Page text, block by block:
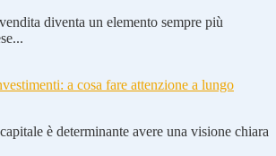
diventa un elemento sempre più
a cosa fare attenzione a lungo
è determinante avere una visione chiara